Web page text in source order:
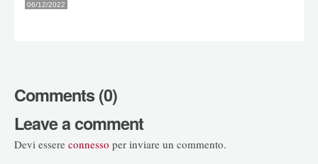
06/12/2022
Comments (0)
Leave a comment
Devi essere connesso per inviare un commento.